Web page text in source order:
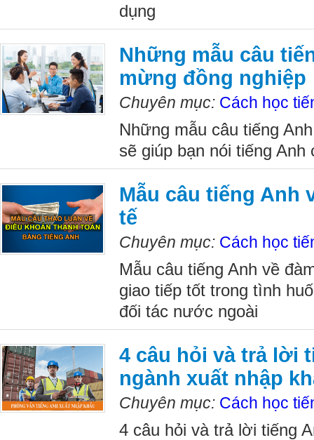
dụng
Những mẫu câu
mừng đồng nghiệp
Chuyên mục: Cách học
Những mẫu câu tiếng
sẽ giúp bạn nói tiếng
Mẫu câu tiếng Anh
tế
Chuyên mục: Cách học
Mẫu câu tiếng Anh về
giao tiếp tốt trong tình
đối tác nước ngoài
4 câu hỏi và trả lời
ngành xuất nhập
Chuyên mục: Cách học
4 câu hỏi và trả lời tiếng